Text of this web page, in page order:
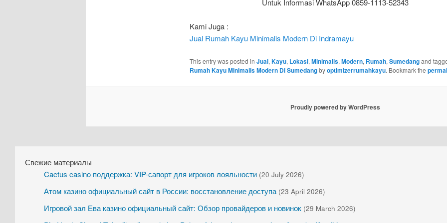
Untuk Informasi WhatsApp 0859-1113-52343
Kami Juga :
Jual Rumah Kayu Minimalis Modern Di Indramayu
This entry was posted in Jual, Kayu, Lokasi, Minimalis, Modern, Rumah, Sumedangand
Rumah Kayu Minimalis Modern Di Sumedangbyoptimizerrumahkayu. Bookmark the
Proudly powered by WordPress
Свежие материалы
Cactus casino поддержка: VIP-сапорт для игроков лояльности (20 July 2026)
Атом казино официальный сайт в России: восстановление доступа (23 April 2026)
Игровой зал Ева казино официальный сайт: Обзор провайдеров и новинок (29 March 2026)